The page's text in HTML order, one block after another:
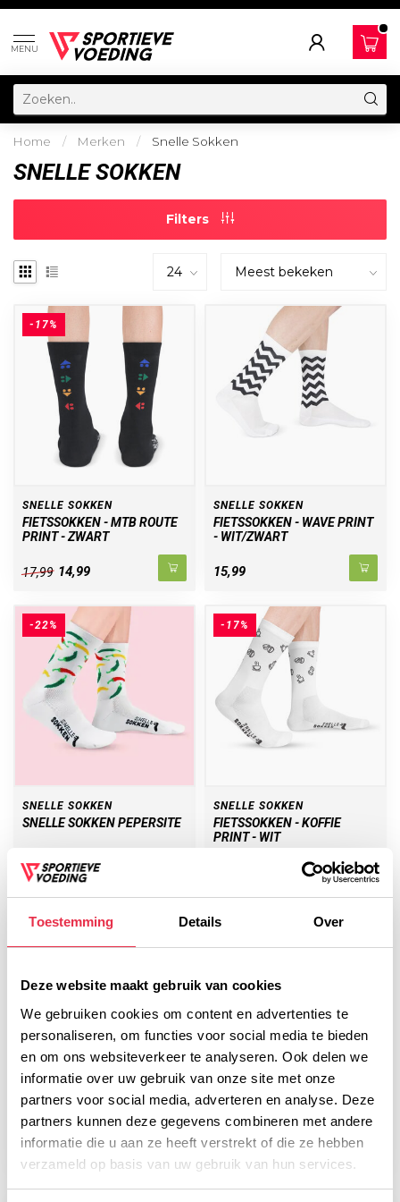
Toestemming Details Over
Deze website maakt gebruik van cookies
We gebruiken cookies om content en advertenties te
personaliseren, om functies voor social media te bieden
en om ons websiteverkeer te analyseren. Ook delen we
informatie over uw gebruik van onze site met onze
partners voor social media, adverteren en analyse. Deze
partners kunnen deze gegevens combineren met andere
informatie die u aan ze heeft verstrekt of die ze hebben
verzameld op basis van uw gebruik van hun services.
MENU
Home / Merken / Snelle Sokken
SNELLE SOKKEN
Filters
-17%
SNELLE SOKKEN
FIETSSOKKEN - MTB ROUTE
PRINT - ZWART
17,99 14,99
SNELLE SOKKEN
FIETSSOKKEN - WAVE PRINT
- WIT/ZWART
15,99
-22%
SNELLE SOKKEN
SNELLE SOKKEN PEPERSITE
15,99 12,50
-17%
SNELLE SOKKEN
FIETSSOKKEN - KOFFIE
PRINT - WIT
SNELLE SOKKEN
SNELLE SOKKEN LOPERTJE
12,50
-22%
SNELLE SOKKEN
SNELLE SOKKEN KASSEIEN
15,99 12,50